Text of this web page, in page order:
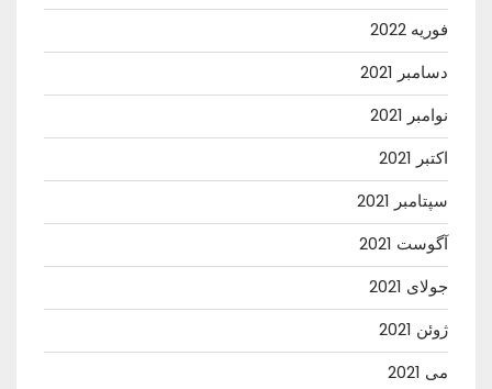
فوریه 2022
دسامبر 2021
نوامبر 2021
اکتبر 2021
سپتامبر 2021
آگوست 2021
جولای 2021
ژوئن 2021
می 2021